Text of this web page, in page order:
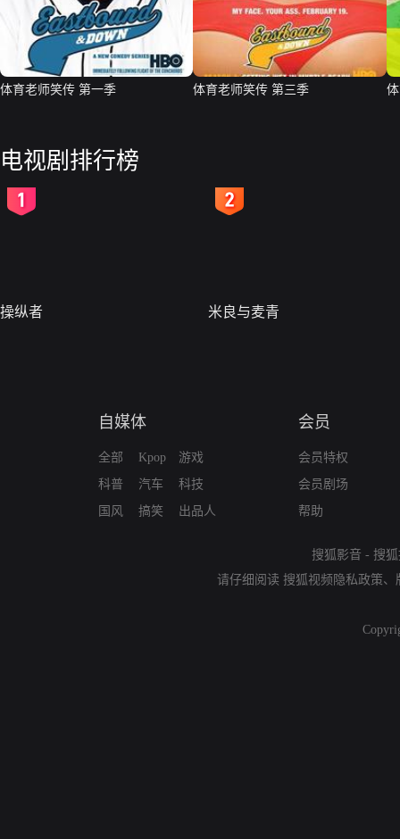
体育老师笑传 第一季 体育老师笑传 第三季
电视剧排行榜
操纵者 米良与麦青
自媒体
全部
科普
国风
Kpop
汽车
搞笑
游戏
科技
出品人
会员
会员特权
会员剧场
帮助
搜狐影音 - 搜
请仔细阅读 搜狐视频隐私政策、